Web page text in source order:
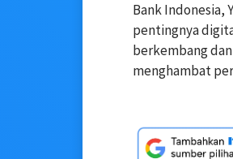
Bank Indonesia,
pentingnya
berkembang
menghambat